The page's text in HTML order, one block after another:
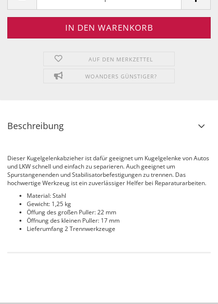
AUF DEN MERKZETTEL
WOANDERS GÜNSTIGER?
Beschreibung
Dieser Kugelgelenkabzieher ist dafür geeignet um Kugelgelenke von Autos
und LKW schnell und einfach zu separieren. Auch geeignet um
Spurstangenenden und Stabilisatorbefestigungen zu trennen. Das
hochwertige Werkzeug ist ein zuverlässiger Helfer bei Reparaturarbeiten.
Material: Stahl
Gewicht: 1,25 kg
Öffung des großen Puller: 22 mm
Öffnung des kleinen Puller: 17 mm
Lieferumfang 2 Trennwerkzeuge